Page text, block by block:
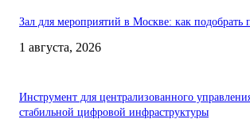
Зал для мероприятий в Москве: как подобрать
1 августа, 2026
Инструмент для централизованного
стабильной цифровой инфраструктуры